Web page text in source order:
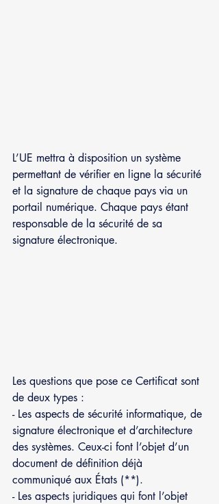
L’UE mettra à disposition un système
permettant de vérifier en ligne la sécurité
et la signature de chaque pays via un
portail numérique. Chaque pays étant
responsable de la sécurité de sa
signature électronique.
Les questions que pose ce Certificat sont
de deux types :
- Les aspects de sécurité informatique, de
signature électronique et d’architecture
des systèmes. Ceux-ci font l’objet d’un
document de définition déjà
communiqué aux États (**).
- Les aspects juridiques qui font l’objet